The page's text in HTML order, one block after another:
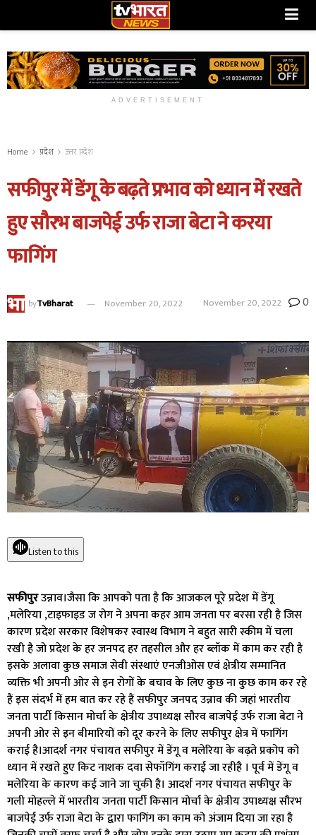
ADVERTISEMENT
Home प्रदेश उत्तर प्रदेश
सफीपुर में डेंगू के बढ़ते प्रभाव को ध्यान में रखते
हुए सौरभ बाजपेई उर्फ राजा बेटा ने करया
फागिंग
byTvBharat November 20, 2022 November 20, 2022 0
Listen to this
सफीपुरउन्नाव।जैसा कि आपको पता है कि आजकल पूरे प्रदेश में डेंगू
,मलेरिया ,टाइफाइड ज रोग ने अपना कहर आम जनता पर बरसा रही है जिस
कारण प्रदेश सरकार विशेषकर स्वास्थ विभाग ने बहुत सारी स्कीम में चला
रखी है जो प्रदेश के हर जनपद हर तहसील और हर ब्लॉक में काम कर रही है
इसके अलावा कुछ समाज सेवी संस्थाएं एनजीओस एवं क्षेत्रीय सम्मानित
व्यक्ति भी अपनी ओर से इन रोगों के बचाव के लिए कुछ ना कुछ काम कर रहे
हैं इस संदर्भ में हम बात कर रहे हैं सफीपुर जनपद उन्नाव की जहां भारतीय
जनता पार्टी किसान मोर्चा के क्षेत्रीय उपाध्यक्ष सौरव बाजपेई उर्फ राजा बेटा ने
अपनी ओर से इन बीमारियों को दूर करने के लिए सफीपुर क्षेत्र में फागिंग
कराई है।आदर्श नगर पंचायत सफीपुर में डेंगू व मलेरिया के बढ़ते प्रकोप को
ध्यान में रखते हुए किट नाशक दवा सेफॉगिंग कराई जा रहीहै । पूर्व में डेंगू व
मलेरिया के कारण कई जाने जा चुकी है। आदर्श नगर पंचायत सफीपुर के
गली मोहल्ले में भारतीय जनता पार्टी किसान मोर्चा के क्षेत्रीय उपाध्यक्ष सौरभ
बाजपेई उर्फ राजा बेटा के द्वारा फागिंग का काम को अंजाम दिया जा रहा है